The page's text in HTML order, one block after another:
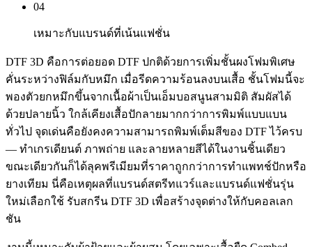
04
เหมาะกับแบรนด์ที่เน้นแฟชั่น
DTF 3D คือการต่อยอด DTF ปกติด้วยการเพิ่มชั้นผงโฟมพิเศษ
คั่นระหว่างฟิล์มกับหมึก เมื่อรีดความร้อนลงบนเสื้อ ชั้นโฟมนี้จะ
พองตัวยกหมึกขึ้นจากเนื้อผ้าเป็นเอ็มบอสนูนสามมิติ สัมผัสได้
ด้วยปลายนิ้ว ใกล้เคียงเสื้อปักลายมากกว่าการพิมพ์แบบแบน
ทั่วไป จุดเด่นคือยังคงความสามารถพิมพ์เต็มสีของ DTF ไว้ครบ
— ทำเกรเดียนต์ ภาพถ่าย และลายหลายสีได้ในงานชิ้นเดียว
ขณะเดียวกันก็ได้ลุคพรีเมียมที่ราคาถูกกว่าการทำแพทช์ปักหรือ
ยางเทียม นี่คือเหตุผลที่แบรนด์สตรีทแวร์และแบรนด์แฟชั่นรุ่น
ใหม่เลือกใช้ รับสกรีน DTF 3D เพื่อสร้างจุดต่างให้กับคอลเลก
ชัน